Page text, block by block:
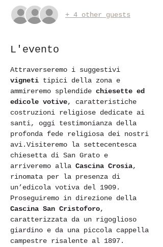
+ 4 other guests
L'evento
Attraverseremo i suggestivi
vigneti tipici della zona e
ammireremo splendide chiesette ed
edicole votive, caratteristiche
costruzioni religiose dedicate ai
santi, oggi testimonianza della
profonda fede religiosa dei nostri
avi.Visiteremo la settecentesca
chiesetta di San Grato e
arriveremo alla Cascina Crosia,
rinomata per la presenza di
un’edicola votiva del 1909.
Proseguiremo in direzione della
Cascina San Cristoforo,
caratterizzata da un rigoglioso
giardino e da una piccola cappella
campestre risalente al 1897.